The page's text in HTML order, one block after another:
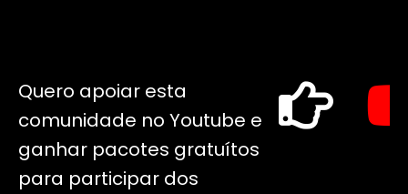
Quero apoiar esta
comunidade no Youtube e
ganhar pacotes gratuítos
para participar dos